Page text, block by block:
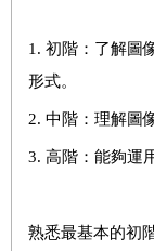
1. 初階：了解圖
形式。
2. 中階：理解圖
3. 高階：能夠運
熟悉最基本的初